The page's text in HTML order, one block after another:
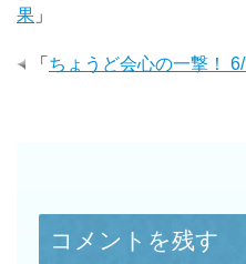
果 」
「 ちょうど会心の一撃！
コメントを残す